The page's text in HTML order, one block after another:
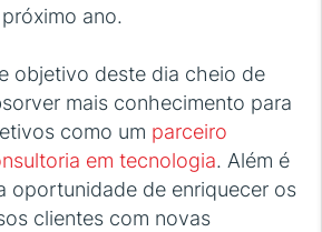
ano.
objetivo deste dia cheio de
mais conhecimento para
como um parceiro
em tecnologia. Além é
oportunidade de enriquecer os
clientes com novas